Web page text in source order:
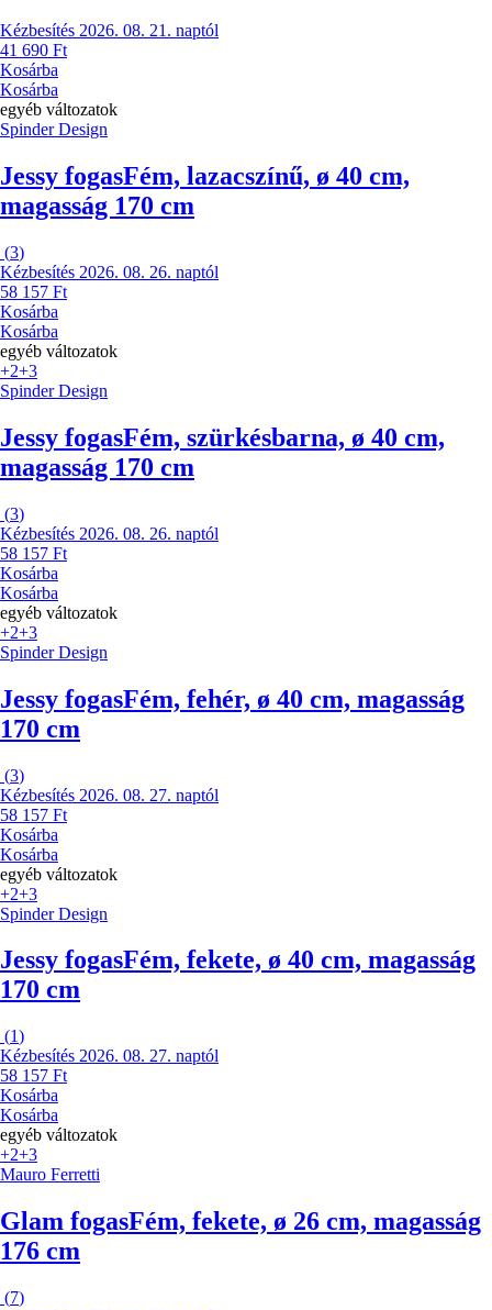
Kézbesítés 2026. 08. 21. naptól
41 690 Ft
Kosárba
Kosárba
egyéb változatok
Spinder Design
Jessy fogasFém, lazacszínű, ø 40 cm,
magasság 170 cm
(3)
Kézbesítés 2026. 08. 26. naptól
58 157 Ft
Kosárba
Kosárba
egyéb változatok
+2+3
Spinder Design
Jessy fogasFém, szürkésbarna, ø 40 cm,
magasság 170 cm
(3)
Kézbesítés 2026. 08. 26. naptól
58 157 Ft
Kosárba
Kosárba
egyéb változatok
+2+3
Spinder Design
Jessy fogasFém, fehér, ø 40 cm, magasság
170 cm
(3)
Kézbesítés 2026. 08. 27. naptól
58 157 Ft
Kosárba
Kosárba
egyéb változatok
+2+3
Spinder Design
Jessy fogasFém, fekete, ø 40 cm, magasság
170 cm
(1)
Kézbesítés 2026. 08. 27. naptól
58 157 Ft
Kosárba
Kosárba
egyéb változatok
+2+3
Mauro Ferretti
Glam fogasFém, fekete, ø 26 cm, magasság
176 cm
(7)